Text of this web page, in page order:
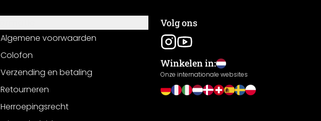
Algemene voorwaarden
Colofon
Verzending en betaling
Retourneren
Herroepingsrecht
Volg ons
Winkelen in:
Onze internationale websites